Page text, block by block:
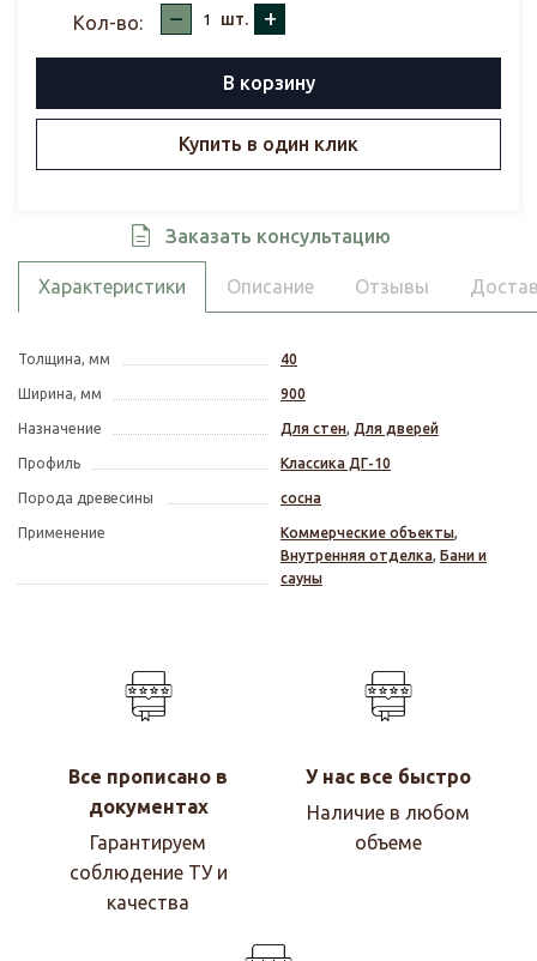
Кол-во: – шт. +
В корзину
Купить в один клик
Заказать консультацию
Характеристики Описание Отзывы
Толщина, мм 40
Ширина, мм 900
Назначение Для стен, Для дверей
Профиль Классика ДГ-10
Порода древесины сосна
Применение Коммерческие объекты,
Внутренняя отделка, Бани и
сауны
Все прописано в
документах
Гарантируем
соблюдение ТУ и
качества
У нас все быстро
Наличие в любом
объеме